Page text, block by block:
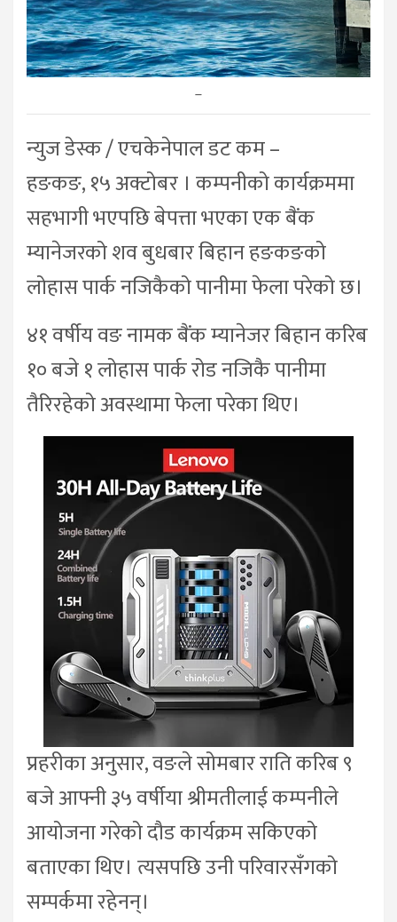
–
न्युज डेस्क / एचकेनेपाल डट कम –
हङकङ, १५ अक्टोबर । कम्पनीको कार्यक्रममा
सहभागी भएपछि बेपत्ता भएका एक बैंक
म्यानेजरको शव बुधबार बिहान हङकङको
लोहास पार्क नजिकैको पानीमा फेला परेको छ।
४१ वर्षीय वङ नामक बैंक म्यानेजर बिहान करिब
१० बजे १ लोहास पार्क रोड नजिकै पानीमा
तैरिरहेको अवस्थामा फेला परेका थिए।
प्रहरीका अनुसार, वङले सोमबार राति करिब ९
बजे आफ्नी ३५ वर्षीया श्रीमतीलाई कम्पनीले
आयोजना गरेको दौड कार्यक्रम सकिएको
बताएका थिए। त्यसपछि उनी परिवारसँगको
सम्पर्कमा रहेनन्।